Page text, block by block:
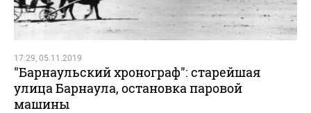
17:29, 05.11.2019
"Барнаульский хронограф": старейшая
улица Барнаула, остановка паровой
машины